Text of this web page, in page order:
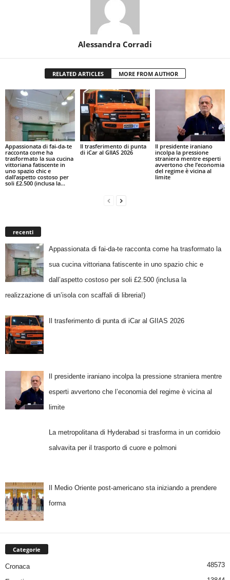
Alessandra Corradi
RELATED ARTICLES MORE FROM AUTHOR
Appassionata di fai-da-te
racconta come ha
trasformato la sua cucina
vittoriana fatiscente in
uno spazio chic e
dall’aspetto costoso per
soli £2.500 (inclusa la...
Il trasferimento di punta
di iCar al GIIAS 2026
Il presidente iraniano
incolpa la pressione
straniera mentre esperti
avvertono che l’economia
del regime è vicina al
limite
recenti
Appassionata di fai-da-te racconta come ha trasformato la
sua cucina vittoriana fatiscente in uno spazio chic e
dall’aspetto costoso per soli £2.500 (inclusa la
realizzazione di un’isola con scaffali di libreria!)
Il trasferimento di punta di iCar al GIIAS 2026
Il presidente iraniano incolpa la pressione straniera mentre
esperti avvertono che l’economia del regime è vicina al
limite
La metropolitana di Hyderabad si trasforma in un corridoio
salvavita per il trasporto di cuore e polmoni
Il Medio Oriente post-americano sta iniziando a prendere
forma
Categorie
Cronaca 48573